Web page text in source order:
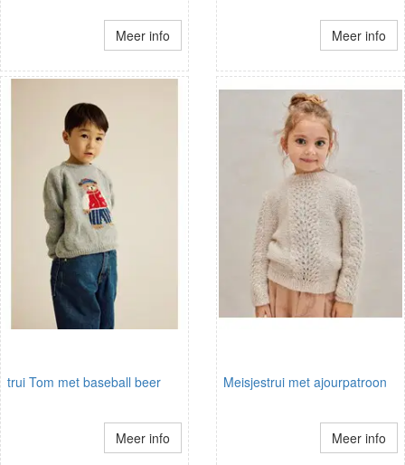
Meer info Meer info
trui Tom met baseball beer
Meer info
Meisjestrui met ajourpatroon
Meer info